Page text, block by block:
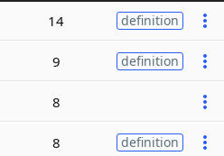
14 definition
9 definition
8
8 definition